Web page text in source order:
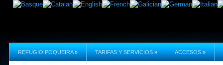
REFUGIO POQUEIRA » TARIFAS Y SERVICIOS » ACCESOS »